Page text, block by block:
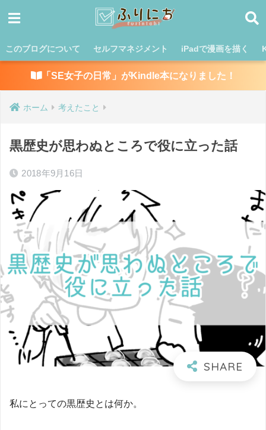
このブログについて セルフマネジメント iPadで漫画を描く
「SE女子の日常」がKindle本になりました！
ホーム 考えたこと
黒歴史が思わぬところで役に立った話
2018年9月16日
私にとっての黒歴史とは何か。